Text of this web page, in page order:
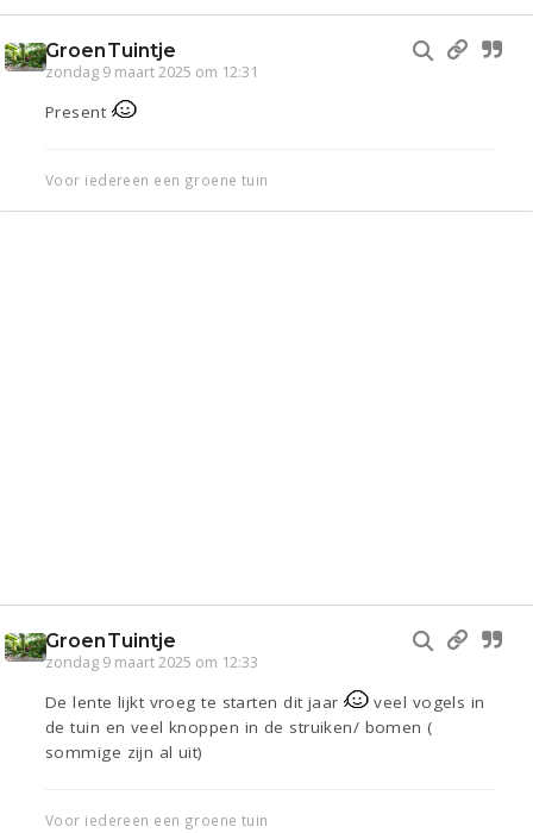
GroenTuintje
zondag 9 maart 2025 om 12:31
Present
Voor iedereen een groene tuin
GroenTuintje
zondag 9 maart 2025 om 12:33
De lente lijkt vroeg te starten dit jaar
veel vogels in
de tuin en veel knoppen in de struiken/ bomen (
sommige zijn al uit)
Voor iedereen een groene tuin